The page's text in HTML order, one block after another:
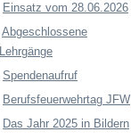
Einsatz vom 28.06.2026
Abgeschlossene
Lehrgänge
Spendenaufruf
Berufsfeuerwehrtag JFW
Das Jahr 2025 in Bildern